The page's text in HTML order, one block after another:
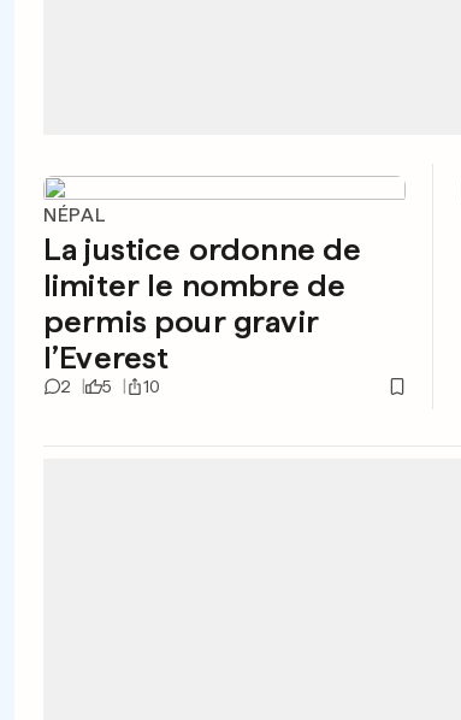
NÉPAL
La justice ordonne de
limiter le nombre de
permis pour gravir
l’Everest
2 5 10